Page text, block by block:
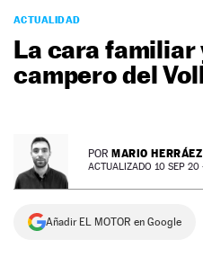
PODCAST
MOTOS
TECNOLOGÍA
SUPERCOCHES
PREMIOS
SERVICIOS
ACTUALIDAD
La cara familiar
campero del
POR MARIO HERRÁEZ
ACTUALIZADO 10 SEP 20
Añadir EL MOTOR en Google